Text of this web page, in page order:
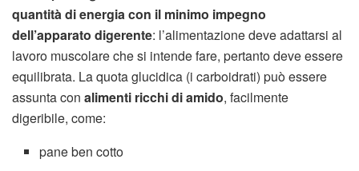
quantità di energia con il minimo impegno
dell’apparato digerente: l’alimentazione deve adattarsi al
lavoro muscolare che si intende fare, pertanto deve essere
equilibrata. La quota glucidica (i carboidrati) può essere
assunta con alimenti ricchi di amido, facilmente
digeribile, come:
pane ben cotto